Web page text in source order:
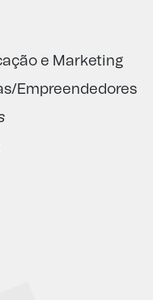
e Marketing
Empreendedores